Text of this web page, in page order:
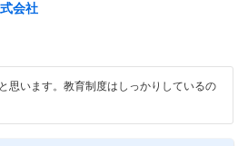
会社
思います。教育制度はしっかりしているの